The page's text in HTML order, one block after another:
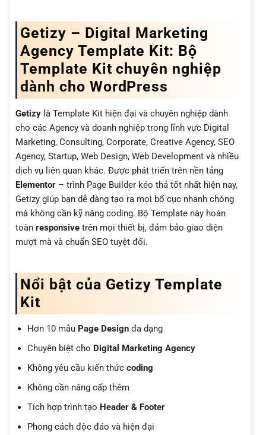
Getizy – Digital Marketing
Agency Template Kit: Bộ
Template Kit chuyên nghiệp
dành cho WordPress
Getizy là Template Kit hiện đại và chuyên nghiệp dành
cho các Agency và doanh nghiệp trong lĩnh vực Digital
Marketing, Consulting, Corporate, Creative Agency, SEO
Agency, Startup, Web Design, Web Development và nhiều
dịch vụ liên quan khác. Được phát triển trên nền tảng
Elementor – trình Page Builder kéo thả tốt nhất hiện nay,
Getizy giúp bạn dễ dàng tạo ra mọi bố cục nhanh chóng
mà không cần kỹ năng coding. Bộ Template này hoàn
toàn responsive trên mọi thiết bị, đảm bảo giao diện
mượt mà và chuẩn SEO tuyệt đối.
Nổi bật của Getizy Template
Kit
Hơn 10 mẫu Page Designđa dạng
Chuyên biệt cho Digital Marketing Agency
Không yêu cầu kiến thức coding
Không cần nâng cấp thêm
Tích hợp trình tạo Header & Footer
Phong cách độc đáo và hiện đại